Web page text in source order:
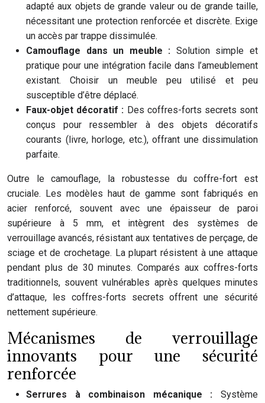
adapté aux objets de grande valeur ou de grande taille,
nécessitant une protection renforcée et discrète. Exige
un accès par trappe dissimulée.
Camouflage dans un meuble : Solution simple et
pratique pour une intégration facile dans l’ameublement
existant. Choisir un meuble peu utilisé et peu
susceptible d’être déplacé.
Faux-objet décoratif : Des coffres-forts secrets sont
conçus pour ressembler à des objets décoratifs
courants (livre, horloge, etc.), offrant une dissimulation
parfaite.
Outre le camouflage, la robustesse du coffre-fort est
cruciale. Les modèles haut de gamme sont fabriqués en
acier renforcé, souvent avec une épaisseur de paroi
supérieure à 5 mm, et intègrent des systèmes de
verrouillage avancés, résistant aux tentatives de perçage, de
sciage et de crochetage. La plupart résistent à une attaque
pendant plus de 30 minutes. Comparés aux coffres-forts
traditionnels, souvent vulnérables après quelques minutes
d’attaque, les coffres-forts secrets offrent une sécurité
nettement supérieure.
Mécanismes de verrouillage
innovants pour une sécurité
renforcée
Serrures à combinaison mécanique : Système